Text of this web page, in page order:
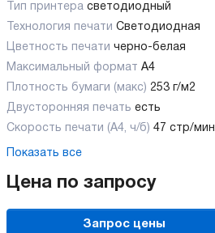
Тип принтера светодиодный
Технология печати Светодиодная
Цветность печати черно-белая
Максимальный формат А4
Плотность бумаги (макс) 253 г/м2
Двусторонняя печать есть
Скорость печати (А4, ч/б) 47 стр/мин
Показать все
Цена по запросу
Запрос цены